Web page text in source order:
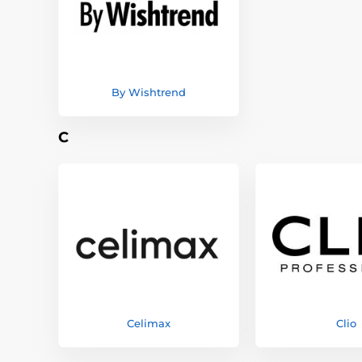
By Wishtrend
C
Celimax Clio